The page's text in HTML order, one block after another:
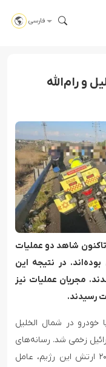
فارسی
و رام‌الله
شاهد دو عملیات
در نتیجه این
مجریان عملیات نیز
رسیدند.
خودرو در شمال الخلیل
زخمی شد. رسانه‌های
اسرائیلی اعلام کردند که نیروهای گردان ۲۰۲ ارتش این رژیم، عامل